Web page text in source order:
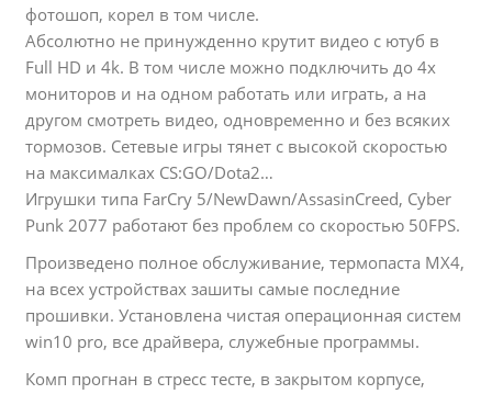
фотошоп, корел в том числе.
Абсолютно не принужденно крутит видео с ютуб в
Full HD и 4k. В том числе можно подключить до 4х
мониторов и на одном работать или играть, а на
другом смотреть видео, одновременно и без всяких
тормозов. Сетевые игры тянет с высокой скоростью
на максималках CS:GO/Dota2…
Игрушки типа FarCry 5/NewDawn/AssasinCreed, Cyber
Punk 2077 работают без проблем со скоростью 50FPS.
Произведено полное обслуживание, термопаста MX4,
на всех устройствах зашиты самые последние
прошивки. Установлена чистая операционная систем
win10 pro, все драйвера, служебные программы.
Комп прогнан в стресс тесте, в закрытом корпусе,